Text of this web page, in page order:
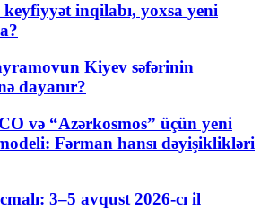
inqilabı, yoxsa yeni
Kiyev səfərinin
dayanır?
və “Azərkosmos” üçün yeni
Fərman hansı dəyişiklikləri
3–5 avqust 2026-cı il